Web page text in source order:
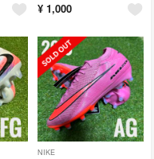
¥ 1,000
NIKE